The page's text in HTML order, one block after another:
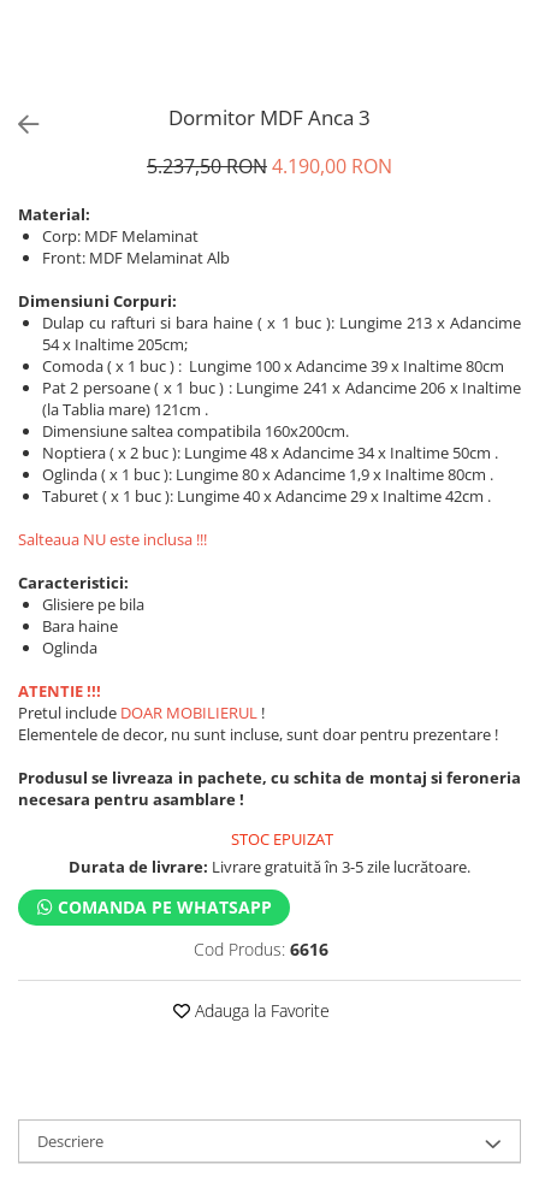
Dormitor MDF Anca 3
5.237,50 RON4.190,00 RON
Material:
Corp: MDF Melaminat
Front: MDF Melaminat Alb
Dimensiuni Corpuri:
Dulap cu rafturi si bara haine ( x 1 buc ): Lungime 213 x Adancime
54 x Inaltime 205cm;
Comoda ( x 1 buc ) : Lungime 100 x Adancime 39 x Inaltime 80cm
Pat 2 persoane ( x 1 buc ) : Lungime 241 x Adancime 206 x Inaltime
(la Tablia mare) 121cm .
Dimensiune saltea compatibila 160x200cm.
Noptiera ( x 2 buc ): Lungime 48 x Adancime 34 x Inaltime 50cm .
Oglinda ( x 1 buc ): Lungime 80 x Adancime 1,9 x Inaltime 80cm .
Taburet ( x 1 buc ): Lungime 40 x Adancime 29 x Inaltime 42cm .
Salteaua NU este inclusa !!!
Caracteristici:
Glisiere pe bila
Bara haine
Oglinda
ATENTIE !!!
Pretul include DOAR MOBILIERUL !
Elementele de decor, nu sunt incluse, sunt doar pentru prezentare !
Produsul se livreaza in pachete, cu schita de montaj si feroneria
necesara pentru asamblare !
STOC EPUIZAT
Durata de livrare: Livrare gratuită în 3-5 zile lucrătoare.
COMANDA PE WHATSAPP
Cod Produs: 6616
Adauga la Favorite
Descriere